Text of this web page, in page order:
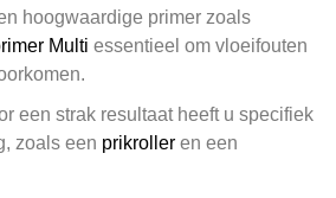
hoogwaardige primer zoals
Multi essentieel om vloeifouten
een strak resultaat heeft u specifiek
zoals een prikroller en een